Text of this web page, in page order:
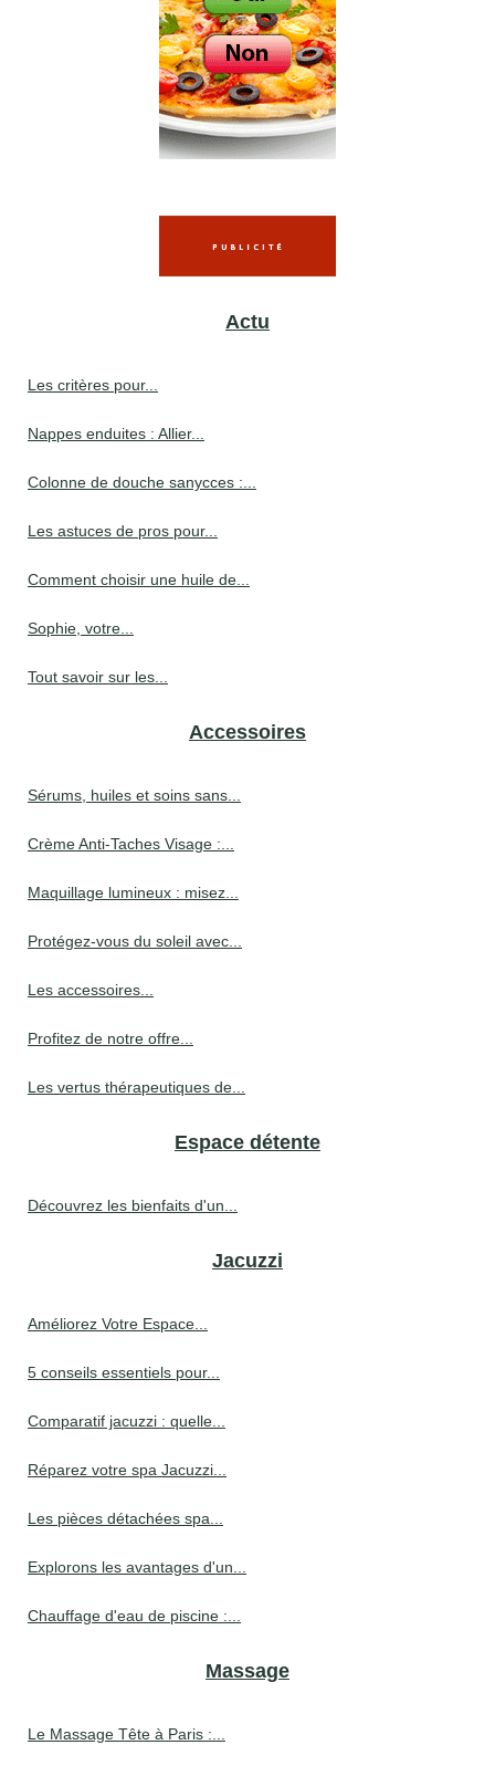
Actu
Les critères pour...
Nappes enduites : Allier...
Colonne de douche sanycces :...
Les astuces de pros pour...
Comment choisir une huile de...
Sophie, votre...
Tout savoir sur les...
Accessoires
Sérums, huiles et soins sans...
Crème Anti-Taches Visage :...
Maquillage lumineux : misez...
Protégez-vous du soleil avec...
Les accessoires...
Profitez de notre offre...
Les vertus thérapeutiques de...
Espace détente
Découvrez les bienfaits d'un...
Jacuzzi
Améliorez Votre Espace...
5 conseils essentiels pour...
Comparatif jacuzzi : quelle...
Réparez votre spa Jacuzzi...
Les pièces détachées spa...
Explorons les avantages d'un...
Chauffage d'eau de piscine :...
Massage
Le Massage Tête à Paris :...